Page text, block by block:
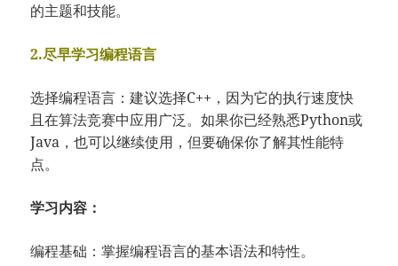
的主题和技能。
2.尽早学习编程语言
选择编程语言：建议选择C++，因为它的执行速度快
且在算法竞赛中应用广泛。如果你已经熟悉Python或
Java，也可以继续使用，但要确保你了解其性能特
点。
学习内容：
编程基础：掌握编程语言的基本语法和特性。